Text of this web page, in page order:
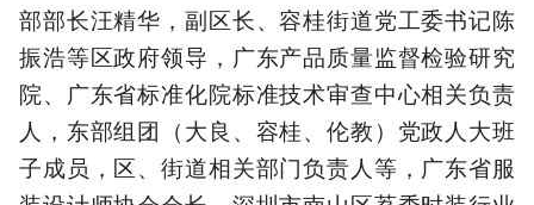
部部长汪精华，副区长、容桂街道党工委书记陈
振浩等区政府领导，广东产品质量监督检验研究
院、广东省标准化院标准技术审查中心相关负责
人，东部组团（大良、容桂、伦教）党政人大班
子成员，区、街道相关部门负责人等，广东省服